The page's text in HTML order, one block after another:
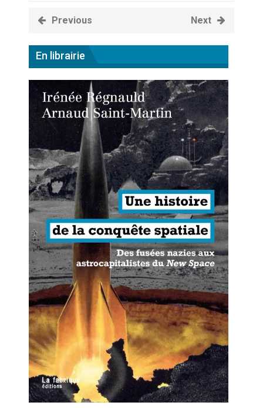
Previous Next
En librairie